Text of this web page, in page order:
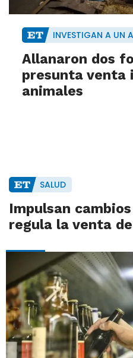
INVESTIGAN A UN
Allanaron dos
presunta venta
animales
SALUD
Impulsan
regula la venta